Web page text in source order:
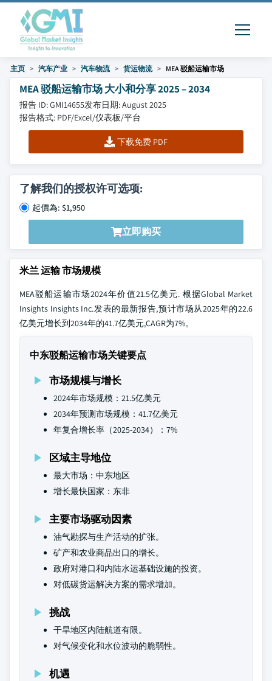
主页 汽车产业 汽车物流 货运物流 MEA 驳船运输市场
MEA 驳船运输市场 大小和分享 2025 – 2034
报告 ID: GMI14655发布日期: August 2025
报告格式: PDF/Excel/仪表板/平台
下载免费 PDF
了解我们的授权许可选项:
起價為: $1,950
立即购买
米兰 运输 市场规模
MEA驳船运输市场2024年价值21.5亿美元. 根据Global Market
Insights Insights Inc.发表的最新报告,预计市场从2025年的22.6
亿美元增长到2034年的41.7亿美元,CAGR为7%。
中东驳船运输市场关键要点
市场规模与增长
2024年市场规模：21.5亿美元
2034年预测市场规模：41.7亿美元
年复合增长率（2025-2034）：7%
区域主导地位
最大市场：中东地区
增长最快国家：东非
主要市场驱动因素
油气勘探与生产活动的扩张。
矿产和农业商品出口的增长。
政府对港口和内陆水运基础设施的投资。
对低碳货运解决方案的需求增加。
挑战
干旱地区内陆航道有限。
对气候变化和水位波动的脆弱性。
机遇